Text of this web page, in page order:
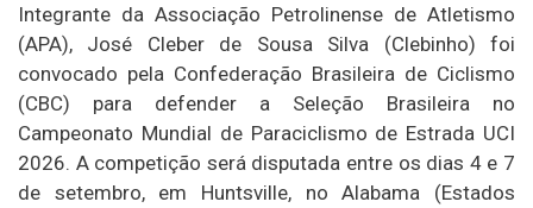
Integrante da Associação Petrolinense de Atletismo
(APA), José Cleber de Sousa Silva (Clebinho) foi
convocado pela Confederação Brasileira de Ciclismo
(CBC) para defender a Seleção Brasileira no
Campeonato Mundial de Paraciclismo de Estrada UCI
2026. A competição será disputada entre os dias 4 e 7
de setembro, em Huntsville, no Alabama (Estados